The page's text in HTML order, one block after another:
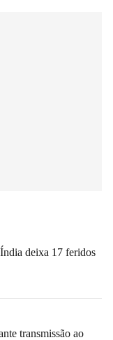
deixa 17 feridos
transmissão ao